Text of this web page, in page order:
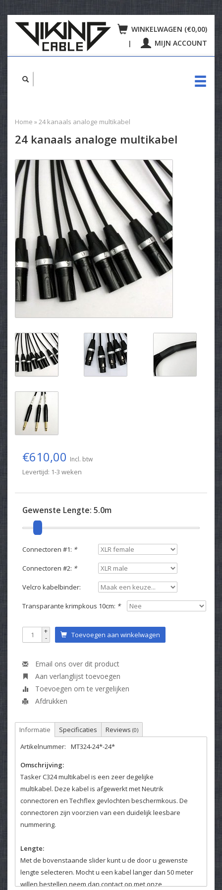
WINKELWAGEN (€0,00)
| MIJN ACCOUNT
Home »24 kanaals analoge multikabel
24 kanaals analoge multikabel
€610,00 Incl. btw
Levertijd: 1-3 weken
Gewenste Lengte: 5.0m
Connectoren #1: *
Connectoren #2: *
Velcro kabelbinder:
Transparante krimpkous 10cm: *
+
- Toevoegen aan winkelwagen
Email ons over dit product
Aan verlanglijst toevoegen
Toevoegen om te vergelijken
Afdrukken
Informatie Specificaties Reviews (0)
Artikelnummer: MT324-24*-24*
Omschrijving:
Tasker C324 multikabel is een zeer degelijke
multikabel. Deze kabel is afgewerkt met Neutrik
connectoren en Techflex gevlochten beschermkous. De
connectoren zijn voorzien van een duidelijk leesbare
nummering.
Lengte:
Met de bovenstaande slider kunt u de door u gewenste
lengte selecteren. Mocht u een kabel langer dan 50 meter
willen bestellen neem dan contact op met onze